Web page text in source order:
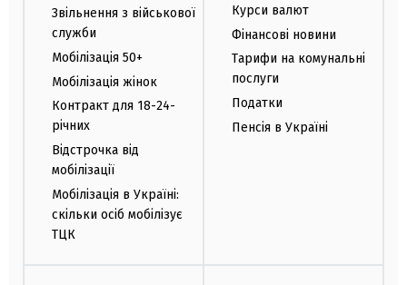
Звільнення з військової
служби
Мобілізація 50+
Мобілізація жінок
Контракт для 18-24-
річних
Відстрочка від
мобілізації
Мобілізація в Україні:
скільки осіб мобілізує
ТЦК
Курси валют
Фінансові новини
Тарифи на комунальні
послуги
Податки
Пенсія в Україні